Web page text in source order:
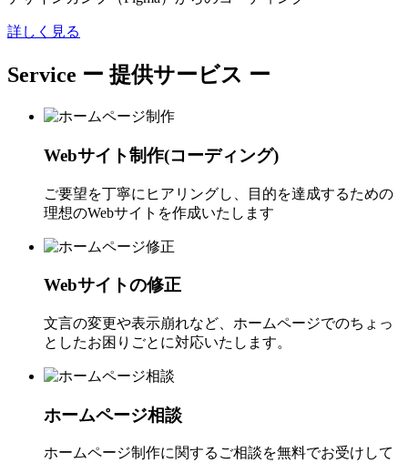
詳しく見る
Service ー 提供サービス ー
Webサイト制作(コーディング)
ご要望を丁寧にヒアリングし、目的を達成するための
理想のWebサイトを作成いたします
Webサイトの修正
文言の変更や表示崩れなど、ホームページでのちょっ
としたお困りごとに対応いたします。
ホームページ相談
ホームページ制作に関するご相談を無料でお受けして